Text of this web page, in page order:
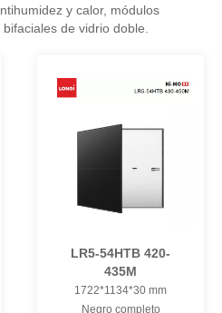
y calor, módulos
de vidrio doble.
LR5-54HTB 420-
435M
1722*1134*30 mm
Negro completo